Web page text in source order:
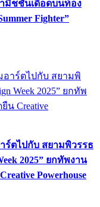
มิชชั่นเดือดบนท้อง
Fighter”
ร์ตไปกับ สยามพิวรรธ
2025” ยกทัพงาน
Powerhouse